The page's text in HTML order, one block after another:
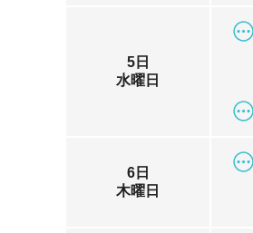
5日
水曜日
6日
木曜日